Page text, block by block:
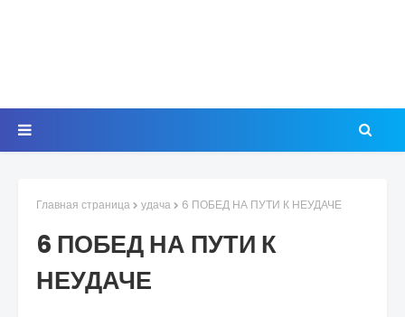
Главная страница удача 6 ПОБЕД НА ПУТИ К НЕУДАЧЕ
6 ПОБЕД НА ПУТИ К
НЕУДАЧЕ